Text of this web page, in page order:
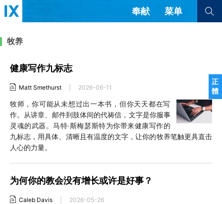
正
體
奉献 菜单
文章
来信
教会带领 解经式讲道与神学
团契生活与祷告
查看全部
查看全部
隐私条款 其他的模式
简体中文
西班牙语
葡萄牙语
俄语
法语
罗马尼亚语
越南语
意大利语
牧养
健康写作九标志
Matt Smethurst 2026-06-11
牧师，你可能从未想过出一本书，但你天天都在写
作。从讲章、邮件到肢体间的代祷信，文字是你服事
灵魂的武器。马特·斯梅瑟斯特为你带来健康写作的
九标志，用具体、清晰且有温度的文字，让你的牧养笔触更具直击
人心的力量。
为何你的教会没有增长或许是好事？
Caleb Davis 2026-05-26